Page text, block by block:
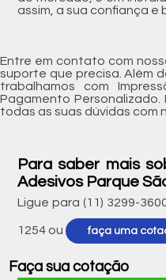
assim, a sua confiança
Entre em contato com
suporte que precisa. Além
trabalhamos com
Pagamento
todas as suas dúvidas com
Para saber mais
Adesivos Parque
Ligue para (11) 3299-
1254 ou faça uma
Faça sua cotação